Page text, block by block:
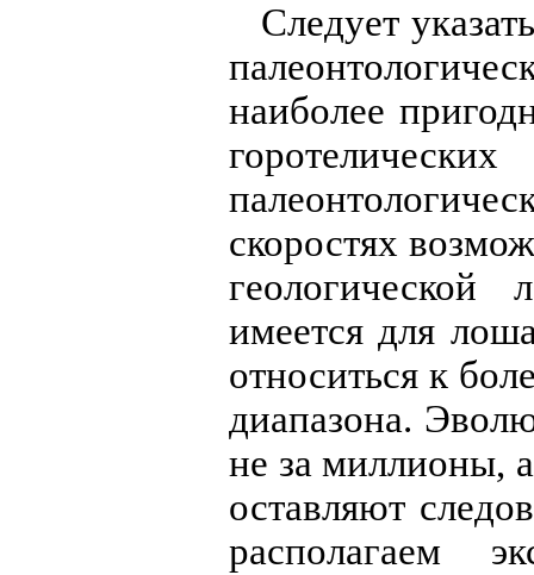
Следует
наиболее
скоростях
геологической
имеется для
относиться к
диапазона.
не за миллионы,
оставляют
располагаем